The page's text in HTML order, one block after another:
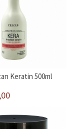
Keratin 500ml